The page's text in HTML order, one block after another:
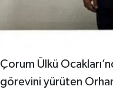
Çorum Ülkü
görevini yürüten